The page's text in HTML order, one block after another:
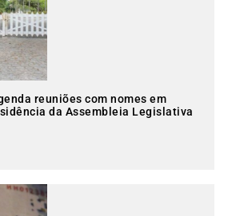
reuniões com nomes em
da Assembleia Legislativa